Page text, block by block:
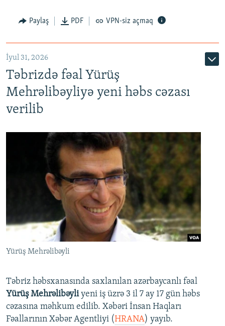
Paylaş PDF VPN-siz açmaq
İyul 31, 2026
Təbrizdə fəal Yürüş
Mehrəlibəyliyə yeni həbs cəzası
verilib
Yürüş Mehrəlibəyli
Təbriz həbsxanasında saxlanılan azərbaycanlı fəal
Yürüş Mehrəlibəyliyeni iş üzrə 3 il 7 ay 17 gün həbs
cəzasına məhkum edilib. Xəbəri İnsan Haqları
Fəallarının Xəbər Agentliyi (HRANA) yayıb.